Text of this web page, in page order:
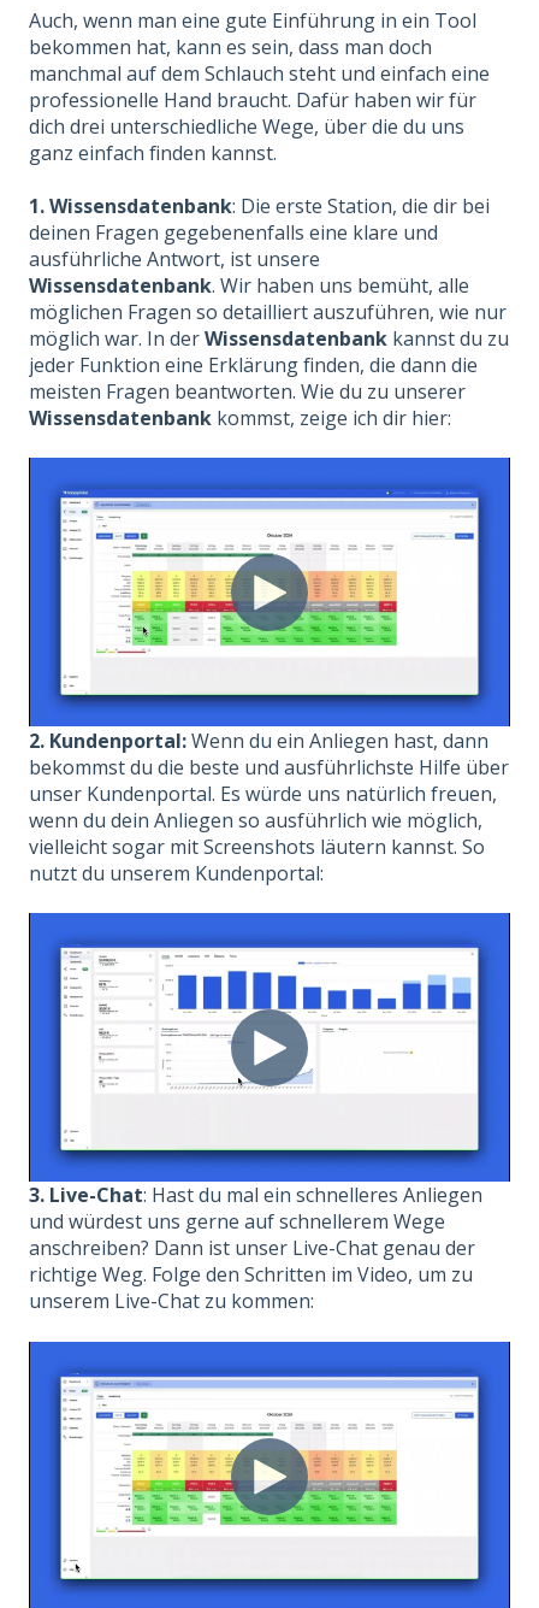
Auch, wenn man eine gute Einführung in ein Tool
bekommen hat, kann es sein, dass man doch
manchmal auf dem Schlauch steht und einfach eine
professionelle Hand braucht. Dafür haben wir für
dich drei unterschiedliche Wege, über die du uns
ganz einfach finden kannst.
1. Wissensdatenbank: Die erste Station, die dir bei
deinen Fragen gegebenenfalls eine klare und
ausführliche Antwort, ist unsere
Wissensdatenbank. Wir haben uns bemüht, alle
möglichen Fragen so detailliert auszuführen, wie nur
möglich war. In derWissensdatenbank kannst du zu
jeder Funktion eine Erklärung finden, die dann die
meisten Fragen beantworten. Wie du zu unserer
Wissensdatenbank kommst, zeige ich dir hier:
2. Kundenportal:Wenn du ein Anliegen hast, dann
bekommst du die beste und ausführlichste Hilfe über
unser Kundenportal. Es würde uns natürlich freuen,
wenn du dein Anliegen so ausführlich wie möglich,
vielleicht sogar mit Screenshots läutern kannst. So
nutzt du unserem Kundenportal:
3. Live-Chat: Hast du mal ein schnelleres Anliegen
und würdest uns gerne auf schnellerem Wege
anschreiben? Dann ist unser Live-Chat genau der
richtige Weg. Folge den Schritten im Video, um zu
unserem Live-Chat zu kommen: